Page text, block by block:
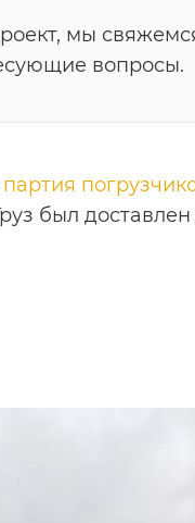
мы
вопросы.
был